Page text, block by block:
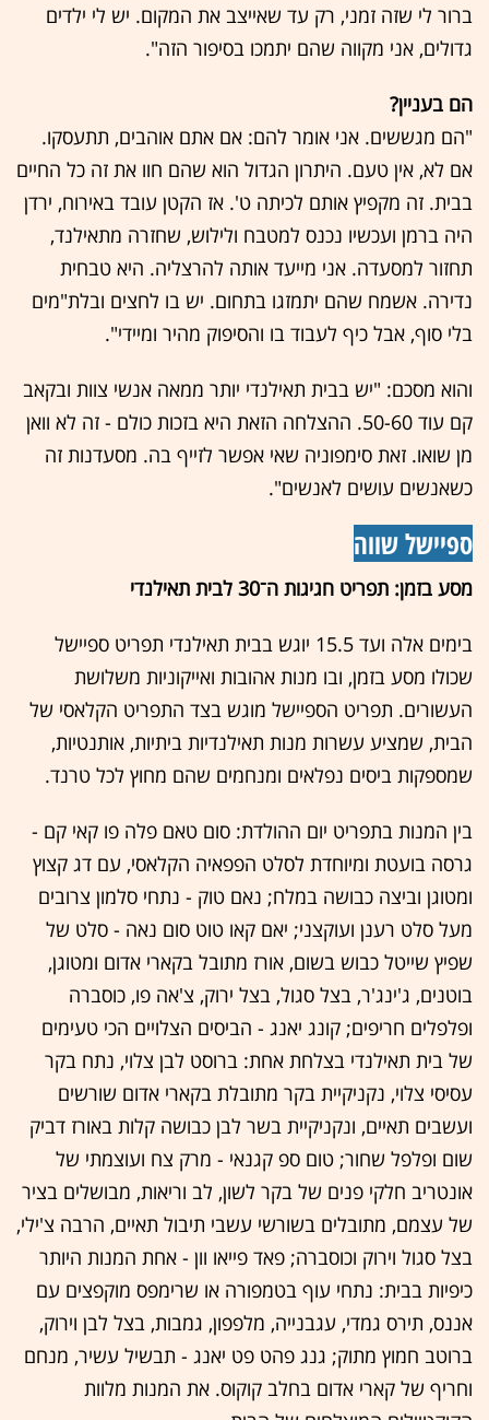
ברור לי שזה זמני, רק עד שאייצב את המקום. יש לי ילדים
גדולים, אני מקווה שהם יתמכו בסיפור הזה".
הם בעניין?
"הם מגששים. אני אומר להם: אם אתם אוהבים, תתעסקו.
אם לא, אין טעם. היתרון הגדול הוא שהם חוו את זה כל החיים
בבית. זה מקפיץ אותם לכיתה ט'. אז הקטן עובד באירוח, ירדן
היה ברמן ועכשיו נכנס למטבח ולילוש, שחזרה מתאילנד,
תחזור למסעדה. אני מייעד אותה להרצליה. היא טבחית
נדירה. אשמח שהם יתמזגו בתחום. יש בו לחצים ובלת"מים
בלי סוף, אבל כיף לעבוד בו והסיפוק מהיר ומיידי".
והוא מסכם: "יש בבית תאילנדי יותר ממאה אנשי צוות ובקאב
קם עוד 50-60. ההצלחה הזאת היא בזכות כולם - זה לא וואן
מן שואו. זאת סימפוניה שאי אפשר לזייף בה. מסעדנות זה
כשאנשים עושים לאנשים".
ספיישל שווה
מסע בזמן: תפריט חגיגות ה־30 לבית תאילנדי
בימים אלה ועד 15.5 יוגש בבית תאילנדי תפריט ספיישל
שכולו מסע בזמן, ובו מנות אהובות ואייקוניות משלושת
העשורים. תפריט הספיישל מוגש בצד התפריט הקלאסי של
הבית, שמציע עשרות מנות תאילנדיות ביתיות, אותנטיות,
שמספקות ביסים נפלאים ומנחמים שהם מחוץ לכל טרנד.
בין המנות בתפריט יום ההולדת: סום טאם פלה פו קאי קם -
גרסה בועטת ומיוחדת לסלט הפפאיה הקלאסי, עם דג קצוץ
ומטוגן וביצה כבושה במלח; נאם טוק - נתחי סלמון צרובים
מעל סלט רענן ועוקצני; יאם קאו טוט סום נאה - סלט של
שפיץ שייטל כבוש בשום, אורז מתובל בקארי אדום ומטוגן,
בוטנים, ג'ינג'ר, בצל סגול, בצל ירוק, צ'אה פו, כוסברה
ופלפלים חריפים; קונג יאנג - הביסים הצלויים הכי טעימים
של בית תאילנדי בצלחת אחת: ברוסט לבן צלוי, נתח בקר
עסיסי צלוי, נקניקיית בקר מתובלת בקארי אדום שורשים
ועשבים תאיים, ונקניקיית בשר לבן כבושה קלות באורז דביק
שום ופלפל שחור; טום ספ קגנאי - מרק צח ועוצמתי של
אונטריב חלקי פנים של בקר לשון, לב וריאות, מבושלים בציר
של עצמם, מתובלים בשורשי עשבי תיבול תאיים, הרבה צ'ילי,
בצל סגול וירוק וכוסברה; פאד פייאו וון - אחת המנות היותר
כיפיות בבית: נתחי עוף בטמפורה או שרימפס מוקפצים עם
אננס, תירס גמדי, עגבנייה, מלפפון, גמבות, בצל לבן וירוק,
ברוטב חמוץ מתוק; גנג פהט פט יאנג - תבשיל עשיר, מנחם
וחריף של קארי אדום בחלב קוקוס. את המנות מלוות